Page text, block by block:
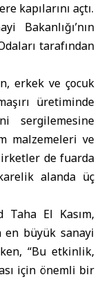
kapılarını açtı.
Bakanlığı’nın
tarafından
erkek ve çocuk
üretiminde
sergilemesine
malzemeleri ve
de fuarda
alanda üç
Taha El Kasım,
en büyük sanayi
“Bu etkinlik,
için önemli bir